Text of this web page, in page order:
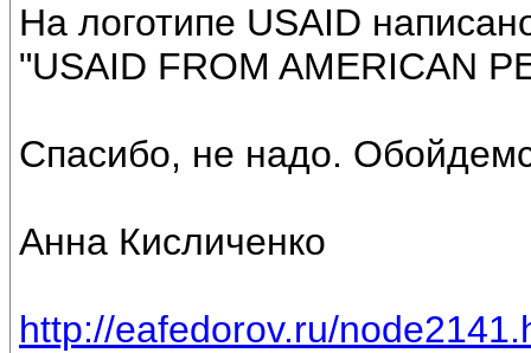
На логотипе USAID
"USAID FROM AMERICAN
Спасибо, не надо.
Анна Кисличенко
http://eafedorov.ru/